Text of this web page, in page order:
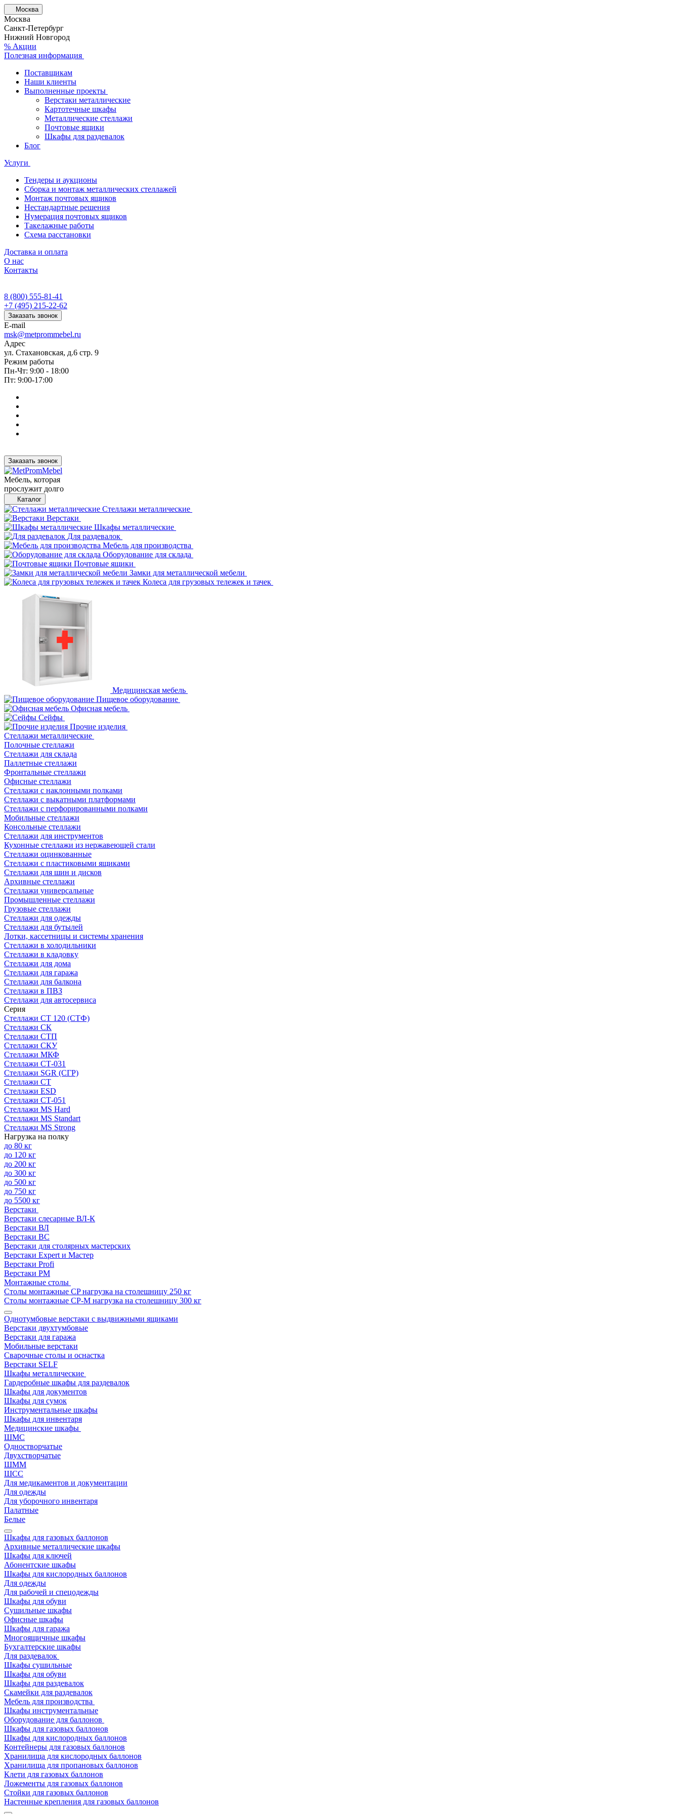
Москва
Москва
Санкт-Петербург
Нижний Новгород
% Акции
Полезная информация
Поставщикам
Наши клиенты
Выполненные проекты
Верстаки металлические
Картотечные шкафы
Металлические стеллажи
Почтовые ящики
Шкафы для раздевалок
Блог
Услуги
Тендеры и аукционы
Сборка и монтаж металлических стеллажей
Монтаж почтовых ящиков
Нестандартные решения
Нумерация почтовых ящиков
Такелажные работы
Схема расстановки
Доставка и оплата
О нас
Контакты
8 (800) 555-81-41
+7 (495) 215-22-62
Заказать звонок
E-mail
msk@metprommebel.ru
Адрес
ул. Стахановская, д.6 стр. 9
Режим работы
Пн-Чт: 9:00 - 18:00
Пт: 9:00-17:00
Заказать звонок
Мебель, которая
прослужит долго
Каталог
Стеллажи металлические
Верстаки
Шкафы металлические
Для раздевалок
Мебель для производства
Оборудование для склада
Почтовые ящики
Замки для металлической мебели
Колеса для грузовых тележек и тачек
Медицинская мебель
Пищевое оборудование
Офисная мебель
Сейфы
Прочие изделия
Стеллажи металлические
Полочные стеллажи
Стеллажи для склада
Паллетные стеллажи
Фронтальные стеллажи
Офисные стеллажи
Стеллажи с наклонными полками
Стеллажи с выкатными платформами
Стеллажи с перфорированными полками
Мобильные стеллажи
Консольные стеллажи
Стеллажи для инструментов
Кухонные стеллажи из нержавеющей стали
Стеллажи оцинкованные
Стеллажи с пластиковыми ящиками
Стеллажи для шин и дисков
Архивные стеллажи
Стеллажи универсальные
Промышленные стеллажи
Грузовые стеллажи
Стеллажи для одежды
Стеллажи для бутылей
Лотки, кассетницы и системы хранения
Стеллажи в холодильники
Стеллажи в кладовку
Стеллажи для дома
Стеллажи для гаража
Стеллажи для балкона
Стеллажи в ПВЗ
Стеллажи для автосервиса
Серия
Стеллажи СТ 120 (СТФ)
Стеллажи СК
Стеллажи СТП
Стеллажи СКУ
Стеллажи МКФ
Стеллажи СТ-031
Стеллажи SGR (СГР)
Стеллажи СТ
Стеллажи ESD
Стеллажи СТ-051
Стеллажи MS Hard
Стеллажи MS Standart
Стеллажи MS Strong
Нагрузка на полку
до 80 кг
до 120 кг
до 200 кг
до 300 кг
до 500 кг
до 750 кг
до 5500 кг
Верстаки
Верстаки слесарные ВЛ-К
Верстаки ВЛ
Верстаки ВС
Верстаки для столярных мастерских
Верстаки Expert и Мастер
Верстаки Profi
Верстаки РМ
Монтажные столы
Столы монтажные СP нагрузка на столешницу 250 кг
Столы монтажные СР-М нагрузка на столешницу 300 кг
Однотумбовые верстаки с выдвижными ящиками
Верстаки двухтумбовые
Верстаки для гаража
Мобильные верстаки
Сварочные столы и оснастка
Верстаки SELF
Шкафы металлические
Гардеробные шкафы для раздевалок
Шкафы для документов
Шкафы для сумок
Инструментальные шкафы
Шкафы для инвентаря
Медицинские шкафы
ШМС
Одностворчатые
Двухстворчатые
ШММ
ШСС
Для медикаментов и документации
Для одежды
Для уборочного инвентаря
Палатные
Белые
Шкафы для газовых баллонов
Архивные металлические шкафы
Шкафы для ключей
Абонентские шкафы
Шкафы для кислородных баллонов
Для одежды
Для рабочей и спецодежды
Шкафы для обуви
Сушильные шкафы
Офисные шкафы
Шкафы для гаража
Многоящичные шкафы
Бухгалтерские шкафы
Для раздевалок
Шкафы сушильные
Шкафы для обуви
Шкафы для раздевалок
Скамейки для раздевалок
Мебель для производства
Шкафы инструментальные
Оборудование для баллонов
Шкафы для газовых баллонов
Шкафы для кислородных баллонов
Контейнеры для газовых баллонов
Хранилища для кислородных баллонов
Хранилища для пропановых баллонов
Клети для газовых баллонов
Ложементы для газовых баллонов
Стойки для газовых баллонов
Настенные крепления для газовых баллонов